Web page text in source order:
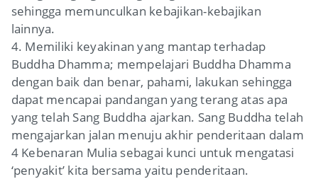
sehingga memunculkan kebajikan-kebajikan
lainnya.
4. Memiliki keyakinan yang mantap terhadap
Buddha Dhamma; mempelajari Buddha Dhamma
dengan baik dan benar, pahami, lakukan sehingga
dapat mencapai pandangan yang terang atas apa
yang telah Sang Buddha ajarkan. Sang Buddha telah
mengajarkan jalan menuju akhir penderitaan dalam
4 Kebenaran Mulia sebagai kunci untuk mengatasi
‘penyakit’ kita bersama yaitu penderitaan.